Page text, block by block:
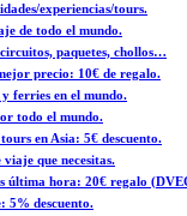
experiencias/tours.
de todo el mundo.
paquetes, chollos…
precio: 10€ de regalo.
ferries en el mundo.
todo el mundo.
en Asia: 5€ descuento.
que necesitas.
última hora: 20€ regalo
5% descuento.